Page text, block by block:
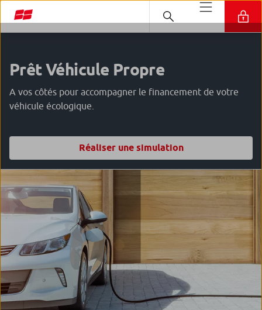
Prêt Véhicule Propre
A vos côtés pour accompagner le financement de votre
véhicule écologique.
Réaliser une simulation